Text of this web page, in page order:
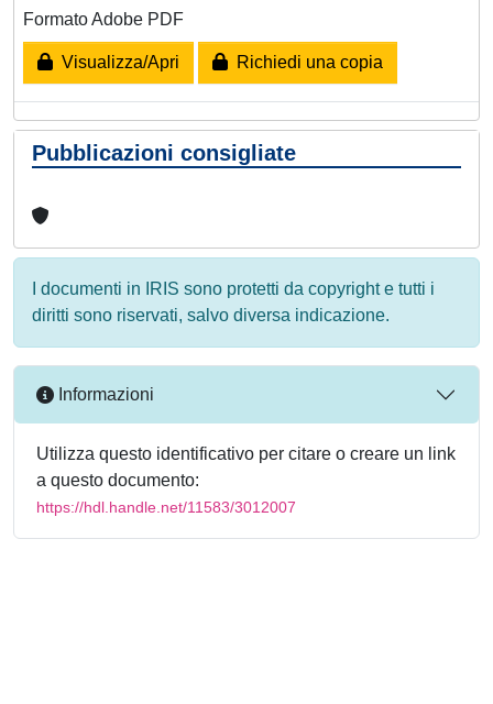
Formato Adobe PDF
Visualizza/Apri Richiedi una copia
Pubblicazioni consigliate
I documenti in IRIS sono protetti da copyright e tutti i
diritti sono riservati, salvo diversa indicazione.
Informazioni
Utilizza questo identificativo per citare o creare un link
a questo documento:
https://hdl.handle.net/11583/3012007